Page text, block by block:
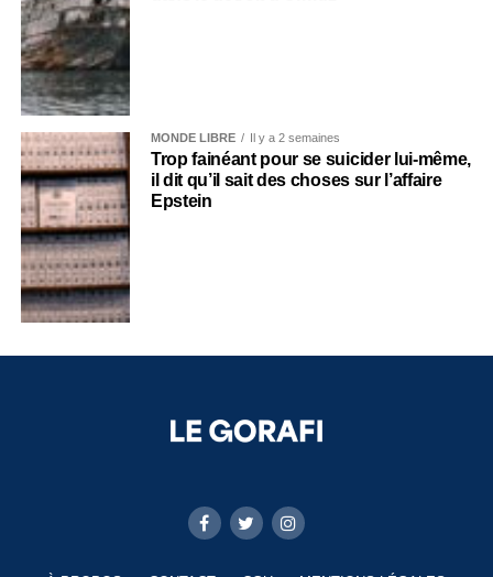
MONDE LIBRE Il y a 2 semaines
Trop fainéant pour se suicider lui-même,
il dit qu’il sait des choses sur l’affaire
Epstein